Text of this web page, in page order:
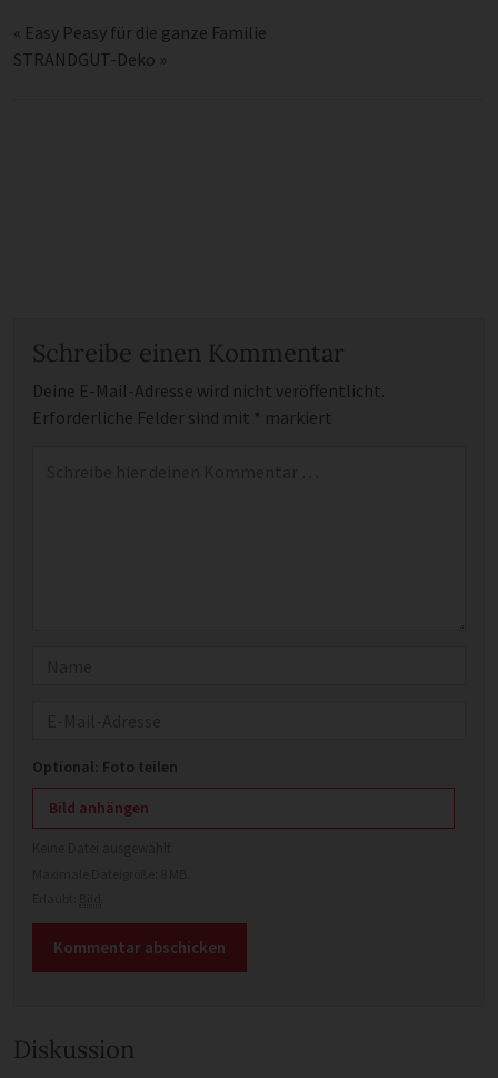
« Easy Peasy für die ganze Familie
STRANDGUT-Deko »
Schreibe einen Kommentar
Deine E-Mail-Adresse wird nicht veröffentlicht.
Erforderliche Felder sind mit * markiert
Optional: Foto teilen
Bild anhängen
Diskussion